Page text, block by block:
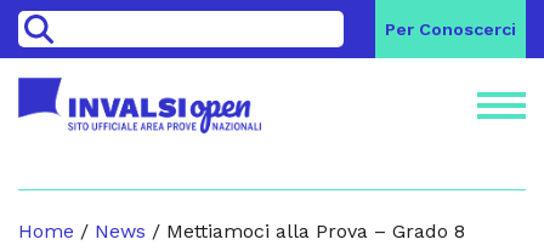
> Per Conoscerci
Home / News / Mettiamoci alla Prova – Grado 8